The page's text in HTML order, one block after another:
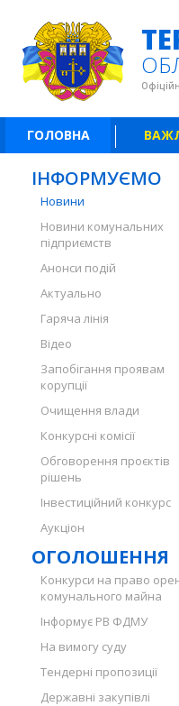
ГОЛОВНА
ІНФОРМУЄМО
Новини
Новини комунальних
підприємств
Анонси подій
Актуально
Гаряча лінія
Відео
Запобігання проявам
корупції
Очищення влади
Конкурсні комісії
Обговорення проєктів
рішень
Інвестиційний конкурс
Аукціон
ОГОЛОШЕННЯ
Конкурси на право
комунального майна
Інформує РВ ФДМУ
На вимогу суду
Тендерні пропозиції
Державні закупівлі